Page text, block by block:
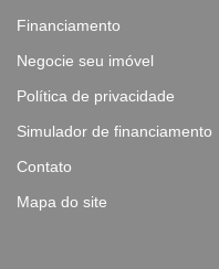
Financiamento
Negocie seu imóvel
Política de privacidade
Simulador de financiamento
Contato
Mapa do site